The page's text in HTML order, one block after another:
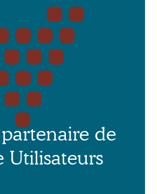
de
Utilisateurs